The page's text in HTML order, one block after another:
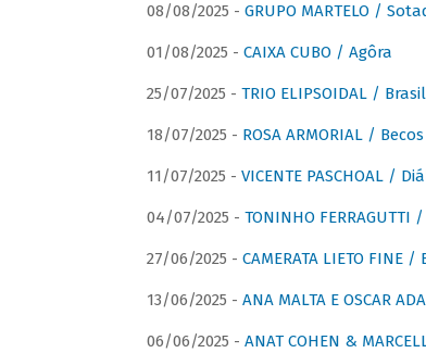
08/08/2025 - GRUPO MARTELO /
01/08/2025 - CAIXA CUBO / Agôra
25/07/2025 - TRIO ELIPSOIDAL /
18/07/2025 - ROSA ARMORIAL / Becos
11/07/2025 - VICENTE PASCHOAL /
04/07/2025 - TONINHO
27/06/2025 - CAMERATA LIETO
13/06/2025 - ANA MALTA E OSCAR
06/06/2025 - ANAT COHEN &